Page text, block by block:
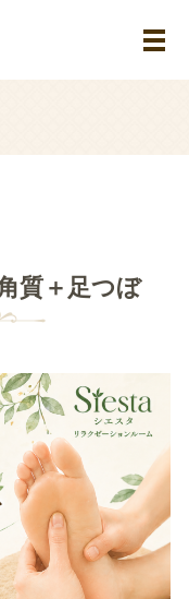
メ
質＋足つぼ